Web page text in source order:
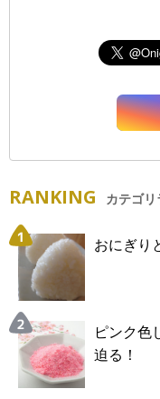
RANKING カテゴ
おにぎり
ピンク色
迫る！